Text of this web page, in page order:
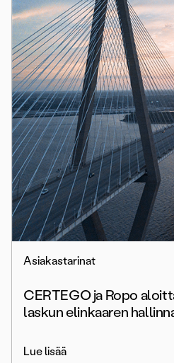
Asiakastarinat
CERTEGO ja Ropo
laskun elinkaaren
Lue lisää